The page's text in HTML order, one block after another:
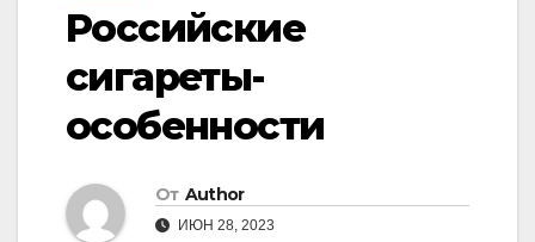
Российские
сигареты-
особенности
От Author
ИЮН 28, 2023